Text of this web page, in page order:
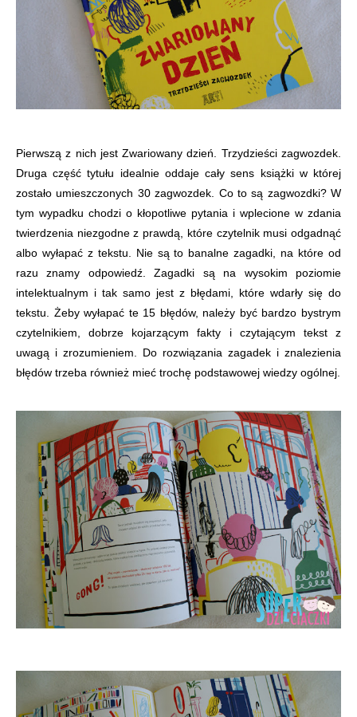
Pierwszą z nich jest Zwariowany dzień. Trzydzieści zagwozdek.
Druga część tytułu idealnie oddaje cały sens książki w której
zostało umieszczonych 30 zagwozdek. Co to są zagwozdki? W
tym wypadku chodzi o kłopotliwe pytania i wplecione w zdania
twierdzenia niezgodne z prawdą, które czytelnik musi odgadnąć
albo wyłapać z tekstu. Nie są to banalne zagadki, na które od
razu znamy odpowiedź. Zagadki są na wysokim poziomie
intelektualnym i tak samo jest z błędami, które wdarły się do
tekstu. Żeby wyłapać te 15 błędów, należy być bardzo bystrym
czytelnikiem, dobrze kojarzącym fakty i czytającym tekst z
uwagą i zrozumieniem. Do rozwiązania zagadek i znalezienia
błędów trzeba również mieć trochę podstawowej wiedzy ogólnej.